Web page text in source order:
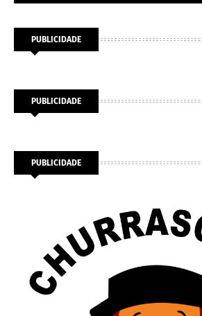
PUBLICIDADE
PUBLICIDADE
PUBLICIDADE